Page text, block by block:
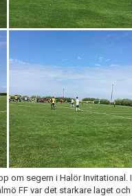
om segern i Halör
FF var det starkare laget